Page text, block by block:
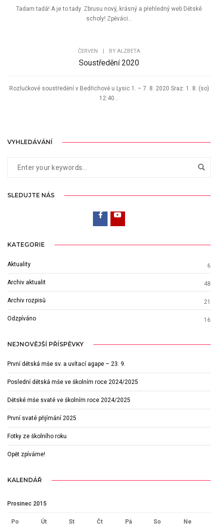
Tadam tadá! A je to tady. Zbrusu nový, krásný a přehledný web Dětské
scholy! Zpěváci...
ČERVEN | BY ALZBETA
Soustředění 2020
Rozlučkové soustředění v Bedřichově u Lysic 1. – 7. 8. 2020 Sraz: 1. 8. (so)
12:40...
VYHLEDÁVÁNÍ
SLEDUJTE NÁS
KATEGORIE
Aktuality 6
Archiv aktualit 48
Archiv rozpisů 21
Odzpíváno 16
NEJNOVĚJŠÍ PŘÍSPĚVKY
První dětská mše sv. a uvítací agape – 23. 9.
Poslední dětská mše ve školním roce 2024/2025
Dětské mše svaté ve školním roce 2024/2025
První svaté přijímání 2025
Fotky ze školního roku
Opět zpíváme!
KALENDÁŘ
Prosinec 2015
Po Út St Čt Pá So Ne